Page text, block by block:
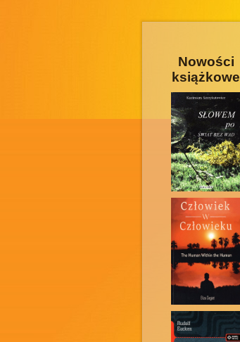
Nowości
książkowe